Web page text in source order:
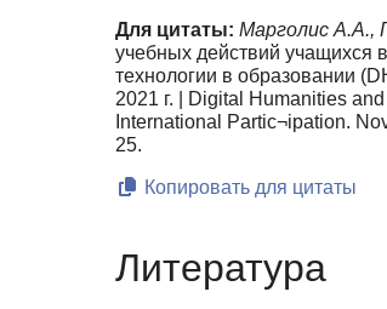
Для цитаты: Марголис А.А.,
учебных действий учащихся
технологии в образовании
2021 г. | Digital Humanities
International Partic¬ipation.
25.
Копировать для цитаты
Литература